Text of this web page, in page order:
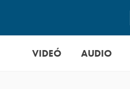
VIDEÓ AUDIO